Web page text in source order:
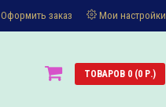
Оформить заказ Мои настройки
ТОВАРОВ 0 (0 Р.)